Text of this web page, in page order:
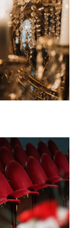
au
concert
concert de
choisi pour
des éditions
au concours
d’âge
son
catégorie
il est
les